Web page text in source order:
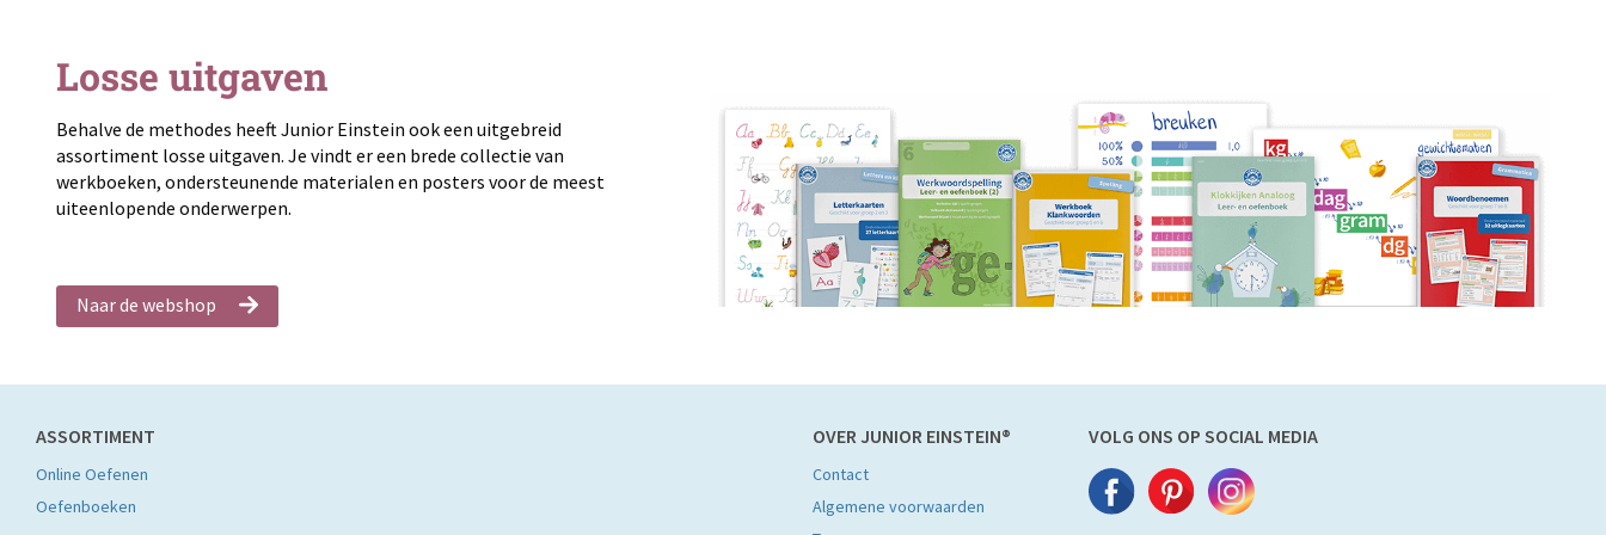
Losse uitgaven
Behalve de methodes heeft Junior Einstein ook een uitgebreid
assortiment losse uitgaven. Je vindt er een brede collectie van
werkboeken, ondersteunende materialen en posters voor de meest
uiteenlopende onderwerpen.
Naar de webshop
ASSORTIMENT
Online Oefenen
Oefenboeken
OVER JUNIOR EINSTEIN®
Contact
Algemene voorwaarden
VOLG ONS OP SOCIAL MEDIA